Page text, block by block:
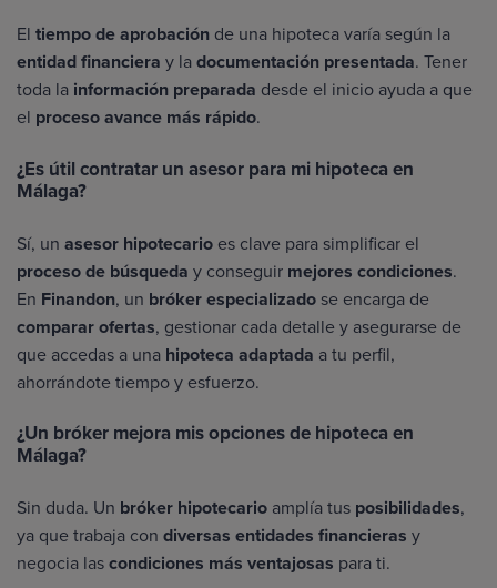
El tiempo de aprobación de una hipoteca varía según la
entidad financiera y ladocumentación presentada. Tener
toda la información preparada desde el inicio ayuda a que
el proceso avance más rápido.
¿Es útil contratar un asesor para mi hipoteca en
Málaga?
Sí, un asesor hipotecario es clave para simplificar el
proceso de búsqueda y conseguir mejores condiciones.
En Finandon, un bróker especializado se encarga de
comparar ofertas, gestionar cada detalle y asegurarse de
que accedas a una hipoteca adaptada a tu perfil,
ahorrándote tiempo y esfuerzo.
¿Un bróker mejora mis opciones de hipoteca en
Málaga?
Sin duda. Un bróker hipotecario amplía tus posibilidades,
ya que trabaja con diversas entidades financieras y
negocia lascondiciones más ventajosas para ti.